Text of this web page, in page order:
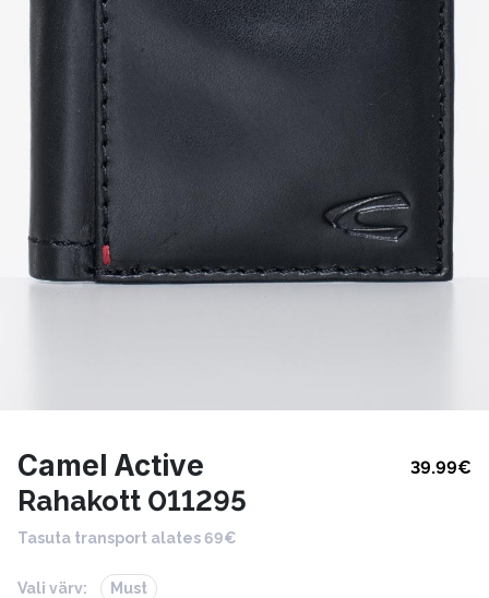
Camel Active 39.99€
Rahakott 011295
Tasuta transport alates 69€
Vali värv: Must